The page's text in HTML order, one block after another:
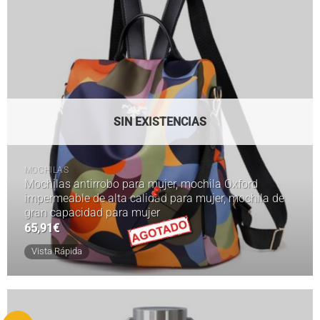
SIN EXISTENCIAS
MOCHILAS
Mochilas antirrobo para mujer, mochila Oxford
impermeable de alta calidad para mujer, mochila de
gran capacidad para mujer
65,91€
Vista Rápida